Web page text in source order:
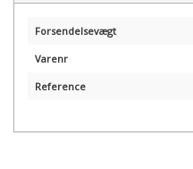
Forsendelsevægt
Varenr
Reference